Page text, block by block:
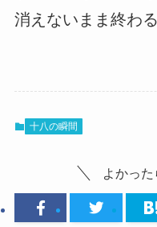
消えないまま終わ
十八の瞬間
よかった